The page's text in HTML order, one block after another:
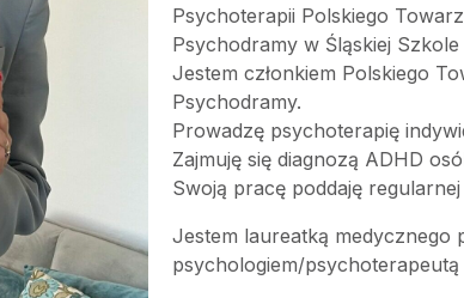
Psychoterapii Polskiego
Psychodramy w Śląskiej
Jestem członkiem Polskiego
Psychodramy.
Prowadzę psychoterapię
Zajmuję się diagnozą ADHD
Swoją pracę poddaję
Jestem laureatką medycznego
psychologiem/